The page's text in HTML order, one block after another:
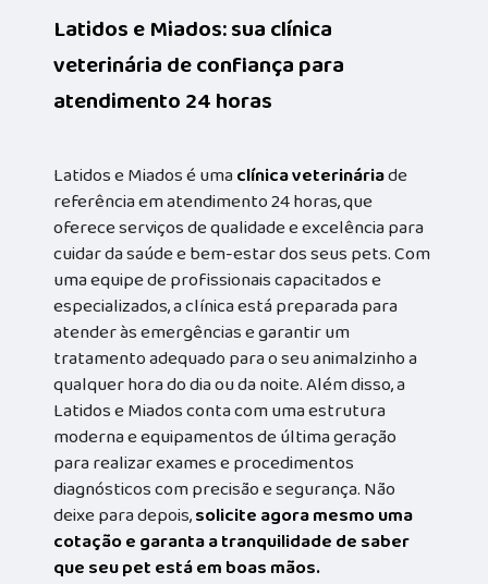
Latidos e Miados: sua clínica
veterinária de confiança para
atendimento 24 horas
Latidos e Miados é umaclínica veterináriade
referência em atendimento 24 horas, que
oferece serviços de qualidade e excelência para
cuidar da saúde e bem-estar dos seus pets. Com
uma equipe de profissionais capacitados e
especializados, a clínica está preparada para
atender às emergências e garantir um
tratamento adequado para o seu animalzinho a
qualquer hora do dia ou da noite. Além disso, a
Latidos e Miados conta com uma estrutura
moderna e equipamentos de última geração
para realizar exames e procedimentos
diagnósticos com precisão e segurança. Não
deixe para depois,solicite agora mesmo uma
cotação e garanta a tranquilidade de saber
que seu pet está em boas mãos.